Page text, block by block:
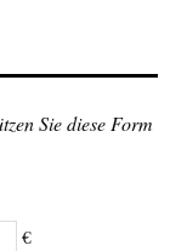
Sie diese Form
€